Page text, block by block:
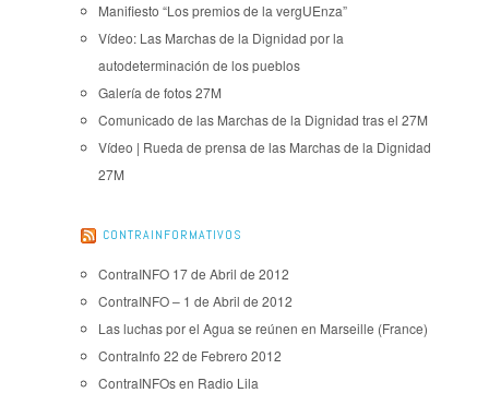
Manifiesto “Los premios de la vergUEnza”
Vídeo: Las Marchas de la Dignidad por la
autodeterminación de los pueblos
Galería de fotos 27M
Comunicado de las Marchas de la Dignidad tras el 27M
Vídeo | Rueda de prensa de las Marchas de la Dignidad
27M
CONTRAINFORMATIVOS
ContraINFO 17 de Abril de 2012
ContraINFO – 1 de Abril de 2012
Las luchas por el Agua se reúnen en Marseille (France)
ContraInfo 22 de Febrero 2012
ContraINFOs en Radio Lila